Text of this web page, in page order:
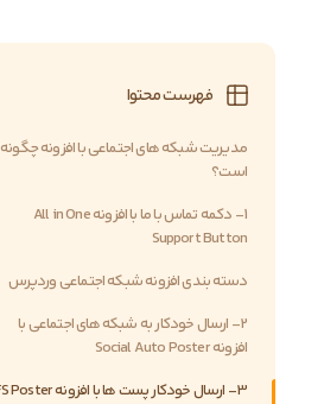
فهرست محتوا
مدیریت شبکه های اجتماعی با افزونه چگونه
است؟
1- دکمه تماس با ما با افزونه All in One
Support Button
دسته بندی افزونه شبکه اجتماعی وردپرس
2- ارسال خودکار به شبکه های اجتماعی با
افزونه Social Auto Poster
3- ارسال خودکار پست ها با افزونه FS Poster